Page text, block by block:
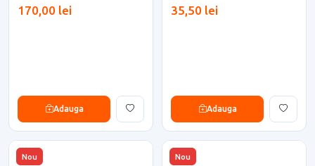
170,00 lei
Adauga
35,50 lei
Adauga
Nou Nou